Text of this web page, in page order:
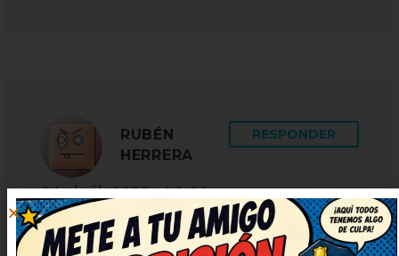
RUBÉN
HERRERA
24 abril, 2025 at 9:12
RESPONDER
Me ha encantado el giro final,